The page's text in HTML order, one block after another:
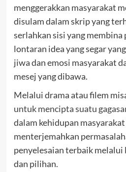
menggerakkan masyarakat
disulam dalam skrip yang
serlahkan sisi yang membina
lontaran idea yang segar
jiwa dan emosi masyarakat
mesej yang dibawa.
Melalui drama atau filem
untuk mencipta suatu
dalam kehidupan
menterjemahkan
penyelesaian terbaik
dan pilihan.